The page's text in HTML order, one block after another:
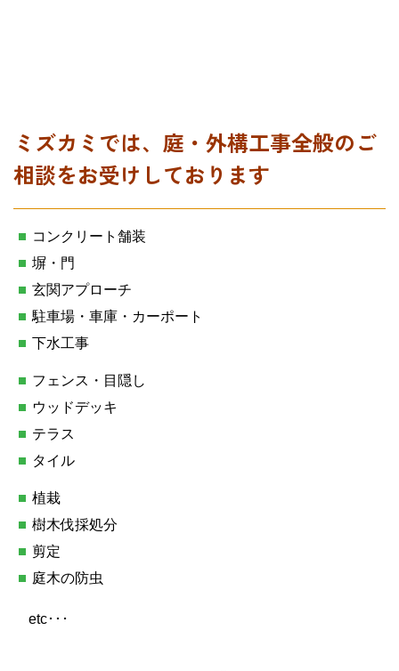
ミズカミでは、庭・外構工事全般のご
相談をお受けしております
コンクリート舗装
塀・門
玄関アプローチ
駐車場・車庫・カーポート
下水工事
フェンス・目隠し
ウッドデッキ
テラス
タイル
植栽
樹木伐採処分
剪定
庭木の防虫
etc･･･